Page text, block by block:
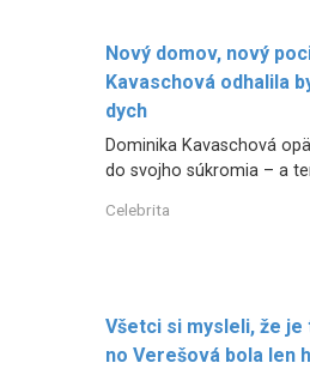
Nový domov, nový
Kavaschová odhalila
dych
Dominika Kavaschová
do svojho súkromia – a
Celebrita
Všetci si mysleli, že
no Verešová bola len